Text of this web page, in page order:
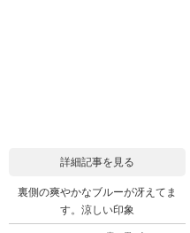
詳細記事を見る
裏側の爽やかなブルーが冴えてま
す。涼しい印象